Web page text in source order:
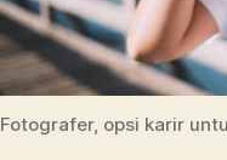
Fotografer, opsi karir